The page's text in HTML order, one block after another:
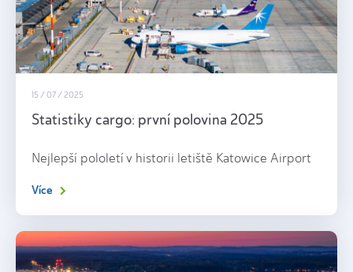
15 / 07 / 2025
Statistiky cargo: první polovina 2025
Nejlepší pololetí v historii letiště Katowice Airport
Více